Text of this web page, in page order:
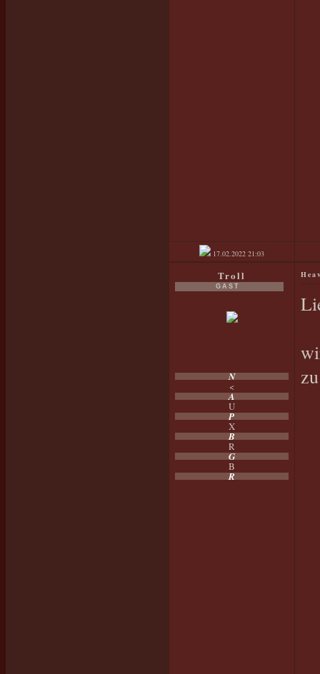
17.02.2022 21:03
Troll
GAST
N
<
A
U
P
X
B
R
G
B
R